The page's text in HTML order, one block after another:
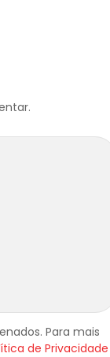
Para mais
de Privacidade